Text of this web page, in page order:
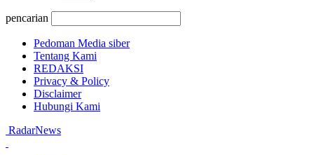
pencarian
Pedoman Media siber
Tentang Kami
REDAKSI
Privacy & Policy
Disclaimer
Hubungi Kami
RadarNews